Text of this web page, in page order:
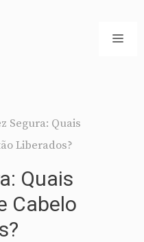
Segura: Quais
Liberados?
Quais
Cabelo